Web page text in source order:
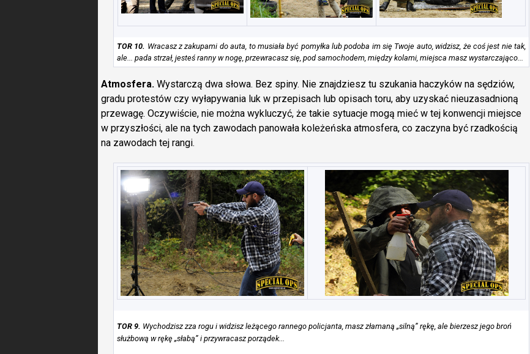
TOR 10. Wracasz z zakupami do auta, to musiała być pomyłka lub podoba im się Twoje auto, widzisz, że coś jest nie tak,
ale... pada strzał, jesteś ranny w nogę, przewracasz się, pod samochodem, między kolami, miejsca masz wystarczająco...
Atmosfera. Wystarczą dwa słowa. Bez spiny. Nie znajdziesz tu szukania haczyków na sędziów,
gradu protestów czy wyłapywania luk w przepisach lub opisach toru, aby uzyskać nieuzasadnioną
przewagę. Oczywiście, nie można wykluczyć, że takie sytuacje mogą mieć w tej konwencji miejsce
w przyszłości, ale na tych zawodach panowała koleżeńska atmosfera, co zaczyna być rzadkością
na zawodach tej rangi.
TOR 9. Wychodzisz zza rogu i widzisz leżącego rannego policjanta, masz złamaną „silną” rękę, ale bierzesz jego broń
służbową w rękę „słabą” i przywracasz porządek...